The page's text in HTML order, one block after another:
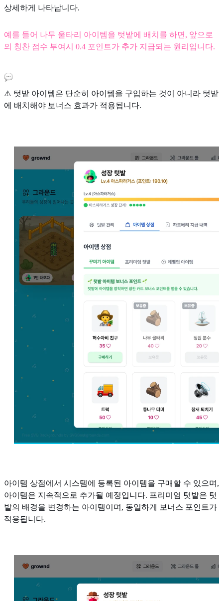
상세하게 나타납니다.
예를 들어 나무 울타리 아이템을 텃밭에 배치를 하면, 앞으로
의 칭찬 점수 부여시 0.4 포인트가 추가 지급되는 원리입니다.
⚠️ 텃밭 아이템은 단순히 아이템을 구입하는 것이 아니라 텃밭
에 배치해야 보너스 효과가 적용됩니다.
아이템 상점에서 시스템에 등록된 아이템을 구매할 수 있으며,
아이템은 지속적으로 추가될 예정입니다. 프리미엄 텃밭은 텃
밭의 배경을 변경하는 아이템이며, 동일하게 보너스 포인트가
적용됩니다.